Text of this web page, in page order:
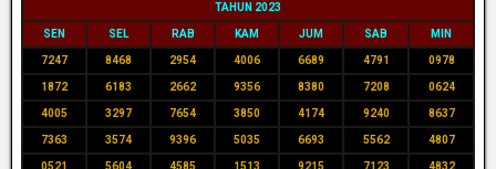
TAHUN 2023
SEN SEL RAB KAM JUM SAB MIN
7247 8468 2954 4006 6689 4791 0978
1872 6183 2662 9356 8380 7208 0624
4005 3297 7654 3850 4174 9240 8637
7363 3574 9396 5035 6693 5562 4807
0521 5604 4585 1513 9215 7123 4832